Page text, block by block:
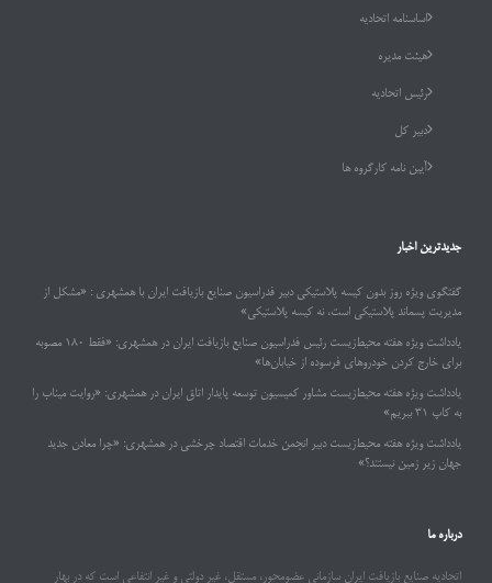
اساسنامه اتحادیه
هیئت مدیره
رئیس اتحادیه
دبیر کل
آیین نامه کارگروه ها
جدیدترین اخبار
گفتگوی ویژه روز بدون کیسه پلاستیکی دبیر فدراسیون صنایع بازیافت ایران با همشهری : «مشکل از
مدیریت پسماند پلاستیکی است، نه کیسه پلاستیکی»
یادداشت ویژه هفته محیط‌زیست رئیس فدراسیون صنایع بازیافت ایران در همشهری: «فقط ۱۸۰ مصوبه
برای خارج کردن خودروهای فرسوده از خیابان‌ها»
یادداشت ویژه هفته محیط‌زیست مشاور کمیسیون توسعه پایدار اتاق ایران در همشهری: «روایت میناب را
به کاپ ۳۱ ببریم»
یادداشت ویژه هفته محیط‌زیست دبیر انجمن خدمات اقتصاد چرخشی در همشهری: «چرا معادن جدید
جهان زیر زمین نیستند؟»
درباره ما
اتحادیه صنایع بازیافت ایران سازمانی عضومحور، مستقل، غیر دولتی و غیر انتفاعی است که در بهار